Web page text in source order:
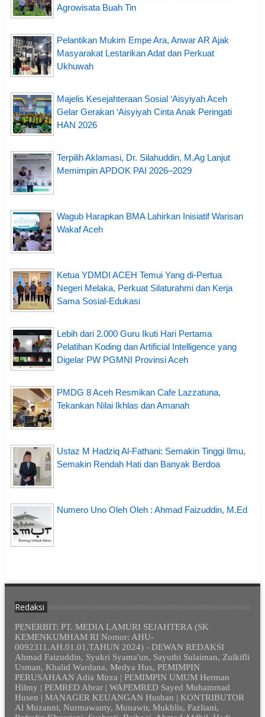
Agrowisata Buah Tin
Pelantikan Mukim Empe Ara, Anwar AR Ajak
Masyarakat Lestarikan Adat dan Perkuat
Ukhuwah
Majelis Kesejahteraan Sosial ‘Aisyiyah Aceh
Gelar Gerakan ‘Aisyiyah Cinta Anak Peringati
HAN 2026
Terpilih Aklamasi, Dr. Silahuddin, M.Ag Lanjut
Memimpin APDOK PAI 2026–2029
Wagub Harapkan BMA Lahirkan Inisiatif Warisan
Wakaf Aceh
Ketua YDMDI ACEH Temui Yang di-Pertua
Negeri Melaka, Perkuat Silaturahmi dan Kerja
Sama Sosial-Edukasi
Lebih dari 2.000 Guru Ikuti Hari Pertama
Pelatihan Koding dan Artificial Intelligence yang
Digelar PW PGMNI Provinsi Aceh
PMDG 8 Aceh Resmikan Cafe Lazzatuna,
Tekankan Nilai Ikhlas dan Amanah
Ustaz M Hadziq Al-Fathani: Semakin Tinggi Ilmu,
Semakin Rendah Hati dan Banyak Berdoa
Numero Uno Oleh Oleh : Ahmad Faizuddin, M.Ed
Redaksi
PENERBIT: PT. MEDIA LAMURI SEJAHTERA (SK
KEMENKUMHAM RI Nomor: AHU-
0092311.AH.01.01.TAHUN 2024) - DEWAN REDAKSI
Ahmad Faizuddin, Syukri Syama'un, Sayuthi Sulaiman, Zulkifli
Usman, Khalid Wardana, Medya Hus, PEMIMPIN
PERUSAHAAN Adia Mirza | PEMIMPIN UMUM Herman
Hilmy | PEMRED Abrar | WAPEMRED Sayed Muhammad
Husen | MANAGER KEUANGAN Husban | KONTRIBUTOR
Al Muzanni, Nurmawanty, Munawir, Mukhlis, Fazliani,